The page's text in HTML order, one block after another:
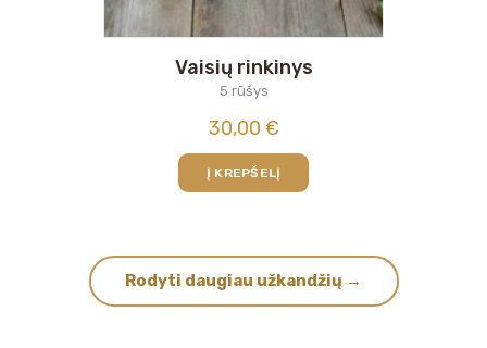
Vaisių rinkinys
5 rūšys
30,00 €
Į KREPŠELĮ
Rodyti daugiau užkandžių →